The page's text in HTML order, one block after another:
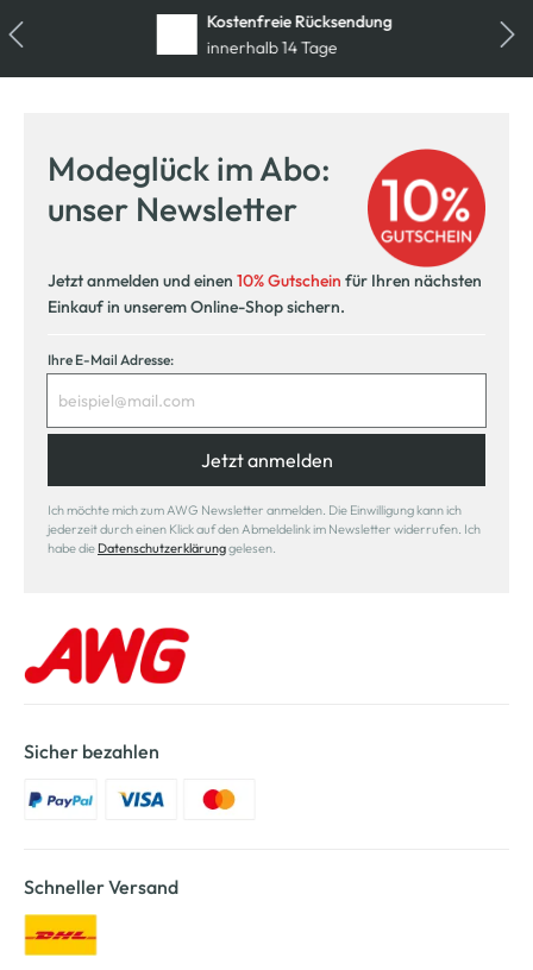
Kostenfreie Rücksendung
innerhalb 14 Tage
Modeglück im Abo:
unser Newsletter
Jetzt anmelden und einen 10% Gutschein für Ihren nächsten
Einkauf in unserem Online-Shop sichern.
Ihre E-Mail Adresse:
Jetzt anmelden
Ich möchte mich zum AWG Newsletter anmelden. Die Einwilligung kann ich
jederzeit durch einen Klick auf den Abmeldelink im Newsletter widerrufen. Ich
habe die Datenschutzerklärunggelesen.
Sicher bezahlen
Schneller Versand